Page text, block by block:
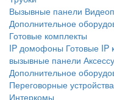
Вызывные панели
Дополнительное
Готовые комплекты
IP домофоны Готовые IP
вызывные панели
Дополнительное
Переговорные устройства
Интеркомы